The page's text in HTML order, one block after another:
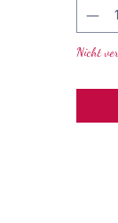
Nicht